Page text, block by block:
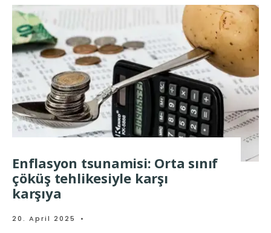
Enflasyon tsunamisi: Orta sınıf
çöküş tehlikesiyle karşı
karşıya
20. April 2025 •